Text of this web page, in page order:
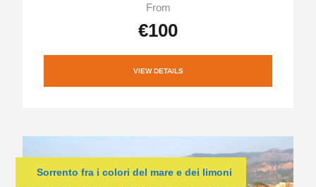
From
€100
VIEW DETAILS
Sorrento fra i colori del mare e dei limoni